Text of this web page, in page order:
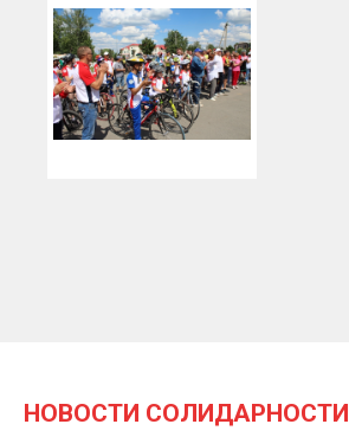
НОВОСТИ СОЛИДАРНОСТИ